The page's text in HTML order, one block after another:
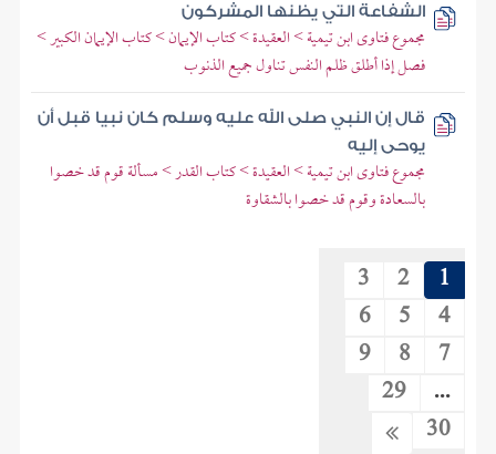
الشفاعة التي يظنها المشركون
مجموع فتاوى ابن تيمية > العقيدة > كتاب الإيمان > كتاب الإيمان الكبير >
فصل إذا أطلق ظلم النفس تناول جميع الذنوب
قال إن النبي صلى الله عليه وسلم كان نبيا قبل أن
يوحى إليه
مجموع فتاوى ابن تيمية > العقيدة > كتاب القدر > مسألة قوم قد خصوا
بالسعادة وقوم قد خصوا بالشقاوة
1
2
3
4
5
6
7
8
9
...
29
30